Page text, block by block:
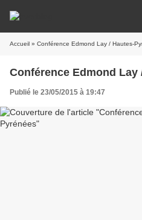
Accueil » Conférence Edmond Lay / Hautes-
Conférence Edmond Lay
Publié le 23/05/2015 à 19:47